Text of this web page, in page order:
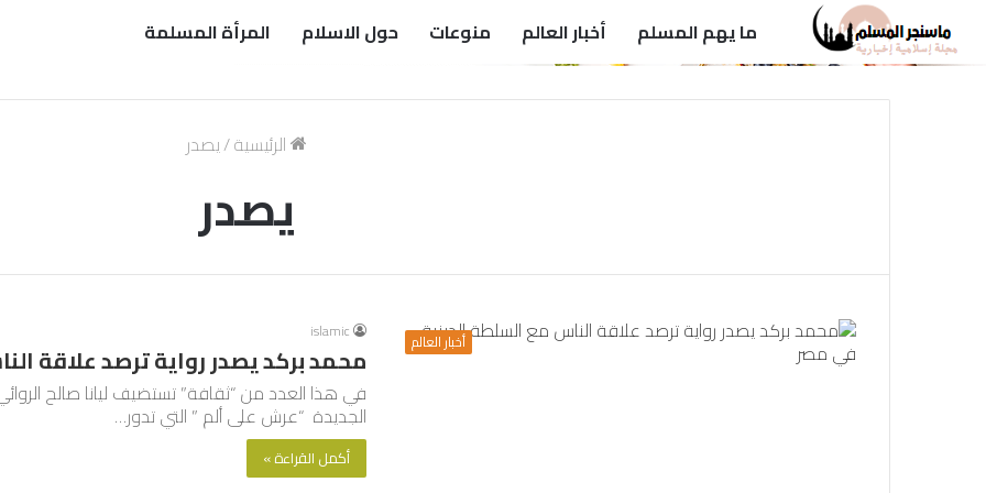
ما يهم المسلم أخبار العالم منوعات حول الاسلام المرأة المسلمة
الرئيسية/يصدر
يصدر
أخبار العالم islamic
محمد بركد يصدر رواية ترصد علاقة
في هذا العدد من “ثقافة” تستضيف ليانا صالح
الجديدة “عرش على ألم ” التي تدور…
أكمل القراءة »